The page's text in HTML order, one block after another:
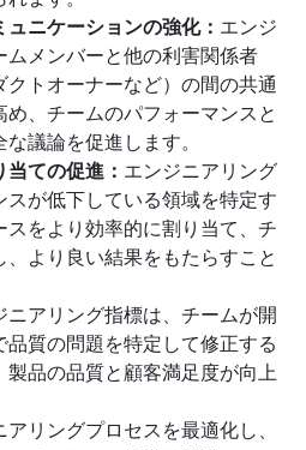
ニケーションの強化： エンジ
メンバーと他の利害関係者
クトオーナーなど）の間の共通
、チームのパフォーマンスと
議論を促進します。
ての促進： エンジニアリング
が低下している領域を特定す
をより効率的に割り当て、チ
より良い結果をもたらすこと
ニアリング指標は、チームが開
質の問題を特定して修正する
品の品質と顧客満足度が向上
リングプロセスを最適化し、